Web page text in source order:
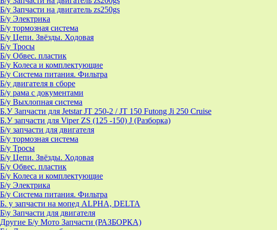
Б/у Запчасти на двигатель zs250gs
Б/у Электрика
Б/у тормозная система
Б/у Цепи. Звёзды. Ходовая
Б/у Тросы
Б/у Обвес. пластик
Б/у Колеса и комплектующие
Б/у Система питания. Фильтра
Б/у двигателя в сборе
Б/у рама с документами
Б/у Выхлопная система
Б.У Запчасти для Jetstar JT 250-2 / JT 150 Futong Ji 250 Cruise
Б.У запчасти для Viper ZS (125 -150) J (Разборка)
Б/у запчасти для двигателя
Б/у тормозная система
Б/у Тросы
Б/у Цепи. Звёзды. Ходовая
Б/у Обвес. пластик
Б/у Колеса и комплектующие
Б/у Электрика
Б/у Система питания. Фильтра
Б. у запчасти на мопед ALPHA, DELTA
Б\у Запчасти для двигателя
Другие Б/у Мото Запчасти (РАЗБОРКА)